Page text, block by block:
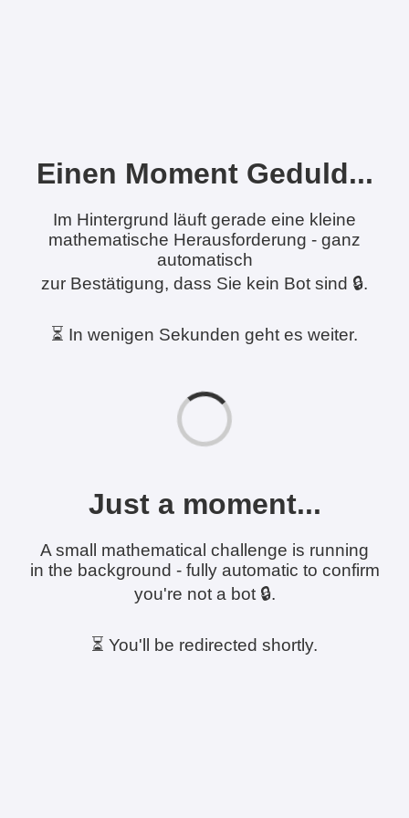
Einen Moment Geduld...
Im Hintergrund läuft gerade eine kleine
mathematische Herausforderung - ganz
automatisch
zur Bestätigung, dass Sie kein Bot sind 🔒.
⏳ In wenigen Sekunden geht es weiter.
Just a moment...
A small mathematical challenge is running
in the background - fully automatic to confirm
you're not a bot 🔒.
⏳ You'll be redirected shortly.